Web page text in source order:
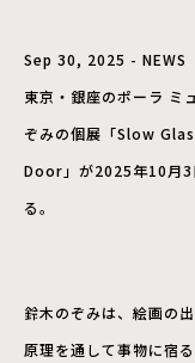
Sep 30, 2025 - NEWS
東京・銀座のポーラ ミ
ぞみの個展「Slow
Door」が2025年10月3
る。
鈴木のぞみは、絵画の
原理を通して事物に宿